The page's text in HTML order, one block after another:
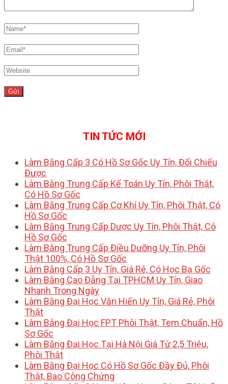
TIN TỨC MỚI
Làm Bằng Cấp 3 Có Hồ Sơ Gốc Uy Tín, Đối Chiếu
Được
Làm Bằng Trung Cấp Kế Toán Uy Tín, Phôi Thật,
Có Hồ Sơ Gốc
Làm Bằng Trung Cấp Cơ Khí Uy Tín, Phôi Thật, Có
Hồ Sơ Gốc
Làm Bằng Trung Cấp Dược Uy Tín, Phôi Thật, Có
Hồ Sơ Gốc
Làm Bằng Trung Cấp Điều Dưỡng Uy Tín, Phôi
Thật 100%, Có Hồ Sơ Gốc
Làm Bằng Cấp 3 Uy Tín, Giá Rẻ, Có Học Bạ Gốc
Làm Bằng Cao Đẳng Tại TPHCM Uy Tín, Giao
Nhanh Trong Ngày
Làm Bằng Đại Học Văn Hiến Uy Tín, Giá Rẻ, Phôi
Thật
Làm Bằng Đại Học FPT Phôi Thật, Tem Chuẩn, Hồ
Sơ Gốc
Làm Bằng Đại Học Tại Hà Nội Giá Từ 2,5 Triệu,
Phôi Thật
Làm Bằng Đại Học Có Hồ Sơ Gốc Đầy Đủ, Phôi
Thật, Bao Công Chứng